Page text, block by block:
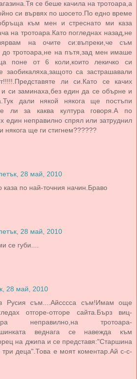
се беше качила на тротоара,а
си вървях по шосето.По едно време
към мен и стреснато ми каза
на тротоара.Като погледнах назад,не
на очите си:въпреки,че съм
до тротоара,не на пътя,зад мен имаше
поне от 6 коли,които лекичко си
заобикаляха,защото са застрашавали
ли си.Като се качих
и си заминаха,без един да се обърне и
дали някой някога ще постъпи
ли за каква култура говоря.А по
един неправилно спрял или затруднил
някога ще ги стигнем??????
28 май, 2010
каза по най-точния начин.Браво
28 май, 2010
се губи....
28 май, 2010
Русия съм....Айсссса съм!Имам още
отгоре-отгоре сайта.Бърз виц-
неправилно,на тротоара-
веднага се навежда към
на джипа и се представя:"Старшина
деца".Това е моят коментар.Ай с-с-